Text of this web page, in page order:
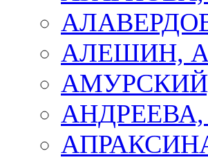
АЛЕШИН,
АМУРСКИЙ,
АНДРЕЕВА,